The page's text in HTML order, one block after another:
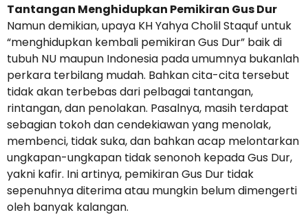
Tantangan Menghidupkan Pemikiran Gus Dur
Namun demikian, upaya KH Yahya Cholil Staquf untuk
“menghidupkan kembali pemikiran Gus Dur” baik di
tubuh NU maupun Indonesia pada umumnya bukanlah
perkara terbilang mudah. Bahkan cita-cita tersebut
tidak akan terbebas dari pelbagai tantangan,
rintangan, dan penolakan. Pasalnya, masih terdapat
sebagian tokoh dan cendekiawan yang menolak,
membenci, tidak suka, dan bahkan acap melontarkan
ungkapan-ungkapan tidak senonoh kepada Gus Dur,
yakni kafir. Ini artinya, pemikiran Gus Dur tidak
sepenuhnya diterima atau mungkin belum dimengerti
oleh banyak kalangan.